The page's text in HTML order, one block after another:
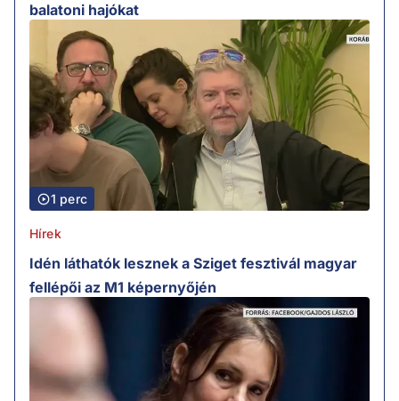
balatoni hajókat
1 perc
Hírek
Idén láthatók lesznek a Sziget fesztivál magyar
fellépői az M1 képernyőjén